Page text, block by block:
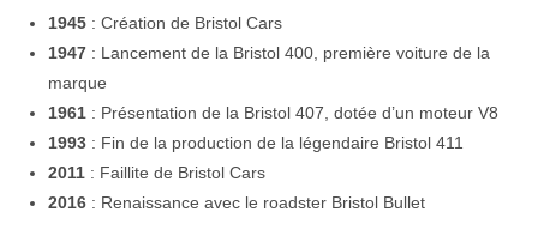
1945 : Création de Bristol Cars
1947 : Lancement de la Bristol 400, première voiture de la
marque
1961 : Présentation de la Bristol 407, dotée d’un moteur V8
1993 : Fin de la production de la légendaire Bristol 411
2011 : Faillite de Bristol Cars
2016 : Renaissance avec le roadster Bristol Bullet